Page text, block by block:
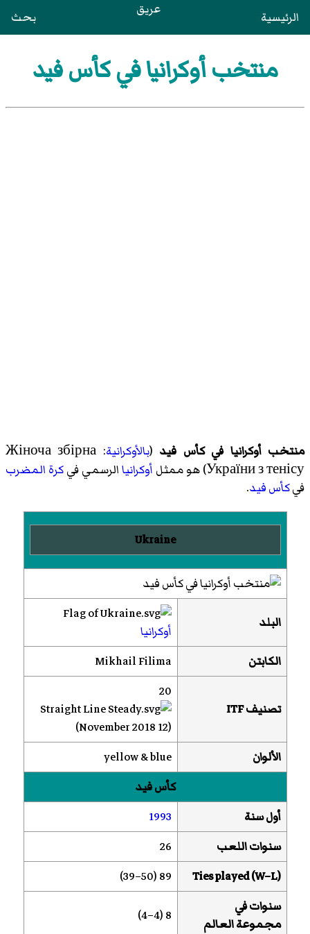
الرئيسية عريق بحث
منتخب أوكرانيا في كأس فيد
منتخب أوكرانيا في كأس فيد (بالأوكرانية:
Жіноча збірна
України з тенісу)‏ هو ممثل أوكرانياالرسمي فيكرة المضرب
فيكأس فيد.
Ukraine
البلد
أوكرانيا
الكابتن
Mikhail Filima
تصنيف ITF
20
(12 November 2018)
الألوان
yellow & blue
كأس فيد
أول سنة
1993
سنوات اللعب
26
Ties played (W–L)
89 (50–39)
سنوات في
مجموعة العالم
8 (4–4)